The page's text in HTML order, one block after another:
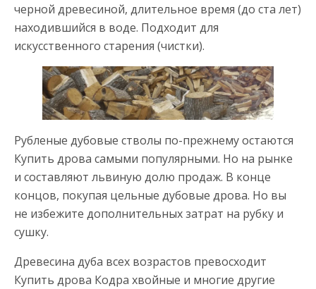
черной древесиной, длительное время (до ста лет)
находившийся в воде. Подходит для
искусственного старения (чистки).
Рубленые дубовые стволы по-прежнему остаются
Купить дрова самыми популярными. Но на рынке
и составляют львиную долю продаж. В конце
концов, покупая цельные дубовые дрова. Но вы
не избежите дополнительных затрат на рубку и
сушку.
Древесина дуба всех возрастов превосходит
Купить дрова Кодра хвойные и многие другие